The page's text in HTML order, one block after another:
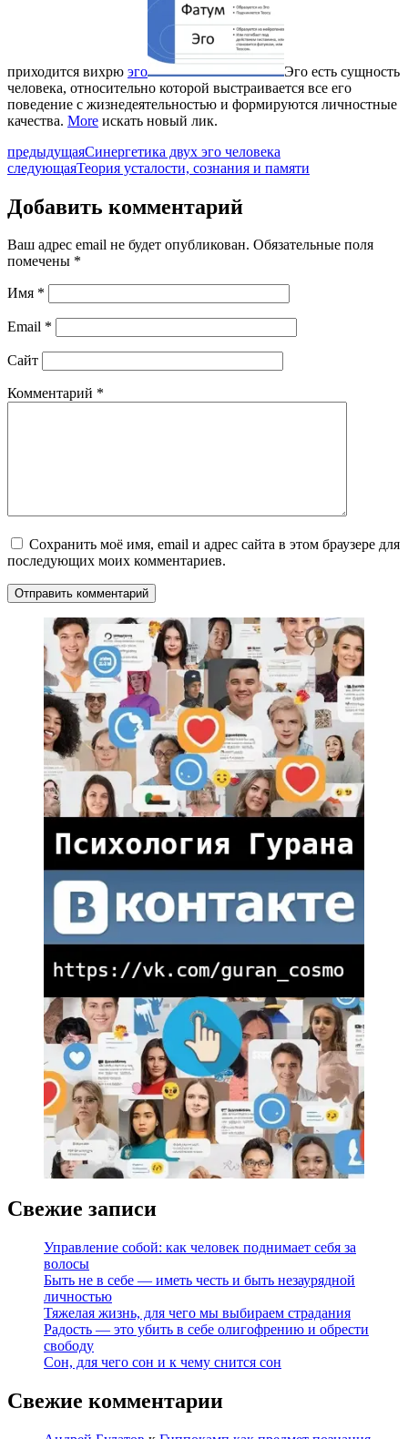
приходится вихрю эго
Эго есть сущность
человека, относительно которой выстраивается все его
поведение с жизнедеятельностью и формируются личностные
качества. More искать новый лик.
предыдущаяСинергетика двух эго человека
следующаяТеория усталости, сознания и памяти
Добавить комментарий
Ваш адрес email не будет опубликован. Обязательные поля
помечены *
Имя *
Email *
Сайт
Комментарий *
Сохранить моё имя, email и адрес сайта в этом браузере для
последующих моих комментариев.
Свежие записи
Управление собой: как человек поднимает себя за
волосы
Быть не в себе — иметь честь и быть незаурядной
личностью
Тяжелая жизнь, для чего мы выбираем страдания
Радость — это убить в себе олигофрению и обрести
свободу
Сон, для чего сон и к чему снится сон
Свежие комментарии